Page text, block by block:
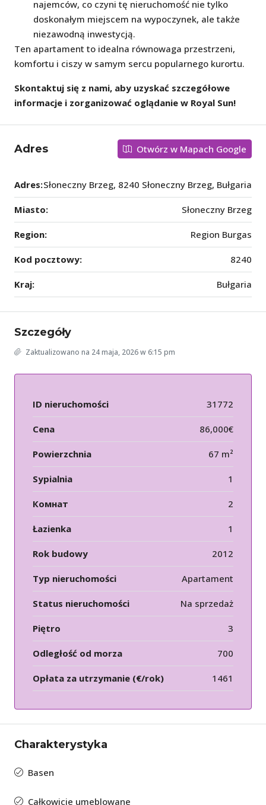
najemców, co czyni tę nieruchomość nie tylko
doskonałym miejscem na wypoczynek, ale także
niezawodną inwestycją.
Ten apartament to idealna równowaga przestrzeni,
komfortu i ciszy w samym sercu popularnego kurortu.
Skontaktuj się z nami, aby uzyskać szczegółowe
informacje i zorganizować oglądanie w Royal Sun!
Adres Otwórz w Mapach Google
Adres:Słoneczny Brzeg, 8240 Słoneczny Brzeg, Bułgaria
Miasto: Słoneczny Brzeg
Region: Region Burgas
Kod pocztowy: 8240
Kraj: Bułgaria
Szczegóły
Zaktualizowano na 24 maja, 2026 w 6:15 pm
ID nieruchomości 31772
Cena 86,000€
Powierzchnia 67 m²
Sypialnia 1
Комнат 2
Łazienka 1
Rok budowy 2012
Typ nieruchomości Apartament
Status nieruchomości Na sprzedaż
Piętro 3
Odległość od morza 700
Opłata za utrzymanie (€/rok) 1461
Charakterystyka
Basen
Całkowicie umeblowane